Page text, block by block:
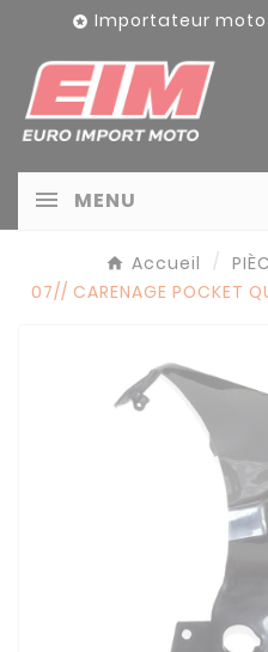
 Importateur moto
MENU
Accueil
07// CARENAGE POCKET
Panneau de gestion des